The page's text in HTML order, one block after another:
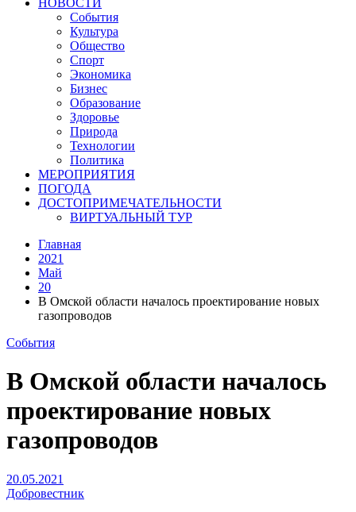
НОВОСТИ
События
Культура
Общество
Спорт
Экономика
Бизнес
Образование
Здоровье
Природа
Технологии
Политика
МЕРОПРИЯТИЯ
ПОГОДА
ДОСТОПРИМЕЧАТЕЛЬНОСТИ
ВИРТУАЛЬНЫЙ ТУР
Главная
2021
Май
20
В Омской области началось проектирование новых
газопроводов
События
В Омской области началось
проектирование новых
газопроводов
20.05.2021
Добровестник